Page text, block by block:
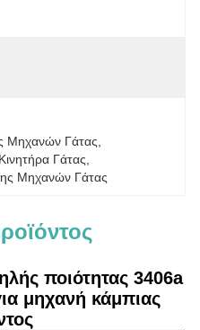
Μηχανών Γάτας
Γάτας
Μηχανών Γάτας
ποιότητας 3406a
μηχανή κάμπιας